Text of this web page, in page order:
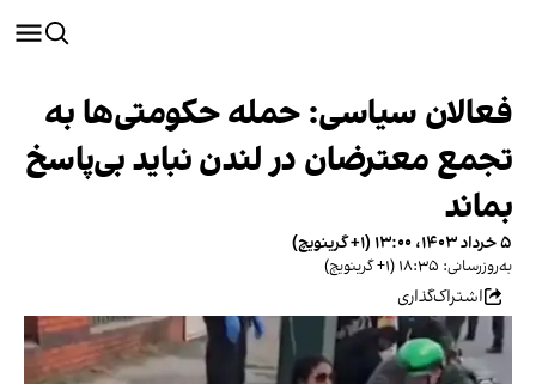
فعالان سیاسی: حمله حکومتی‌ها به
تجمع معترضان در لندن نباید بی‌پاسخ
بماند
۵ خرداد ۱۴۰۳، ۱۳:۰۰ (‎+۱ گرینویچ)
به‌روزرسانی: ۱۸:۳۵ (‎+۱ گرینویچ)
اشتراک‌گذاری